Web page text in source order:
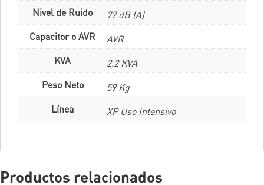
Nivel de Ruido
77 dB (A)
Capacitor o AVR
AVR
KVA
2.2 KVA
Peso Neto
59 Kg
Línea
XP Uso Intensivo
Productos relacionados